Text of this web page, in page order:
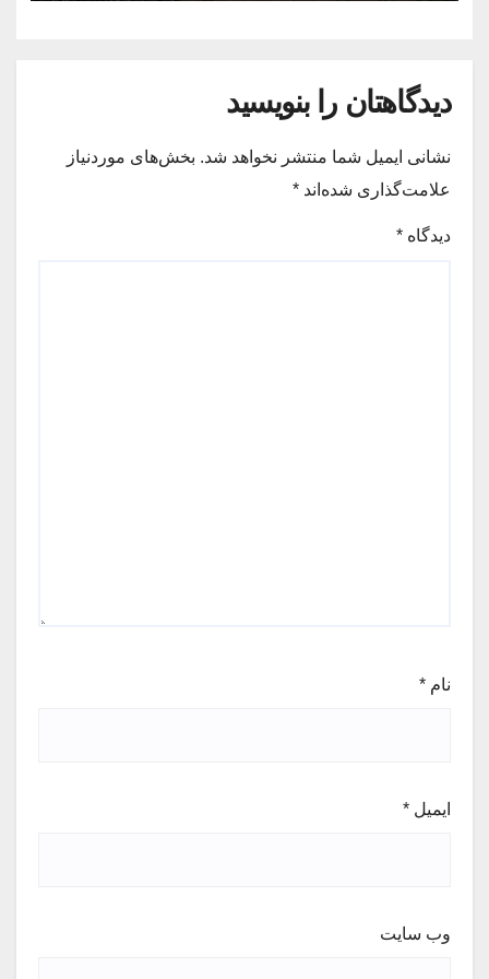
دیدگاهتان را بنویسید
نشانی ایمیل شما منتشر نخواهد شد. بخش‌های موردنیاز
علامت‌گذاری شده‌اند *
دیدگاه *
نام *
ایمیل *
وب‌ سایت